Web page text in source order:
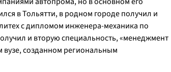
в Тольятти, в родном городе получил и
с дипломом инженера-механика по
и вторую специальность, «менеджмент
созданном региональным